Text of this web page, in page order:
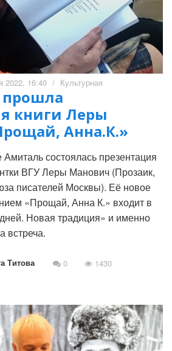
2022, 16:40 / Культурная
прошла
книги Леры
Анна.К.»
состоялась презентация
ВГУ Леры Манович (Прозаик,
писателей Москвы). Её новое
«Прощай, Анна К.» входит в
Новая традиция» и именно
встреча.
Титова 0 1430